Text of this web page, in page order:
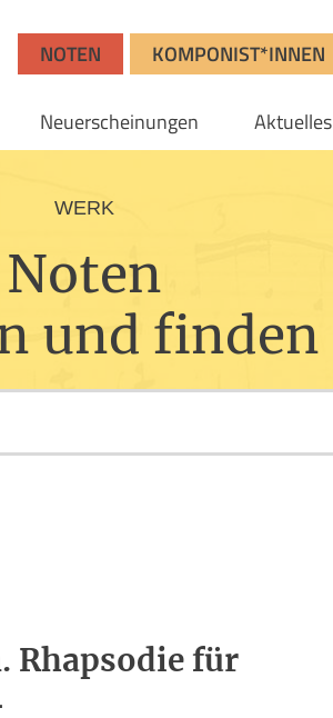
NOTEN KOMPONIST*INNEN
Neuerscheinungen Aktuelles
WERK
Noten
und finden
Rhapsodie für